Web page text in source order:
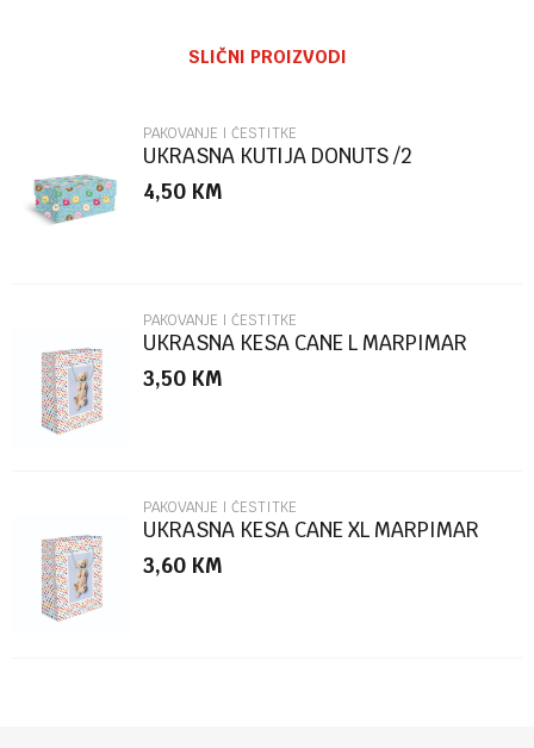
Poruka
POŠALJI
SLIČNI PROIZVODI
PAKOVANJE I ČESTITKE
UKRASNA KUTIJA DONUTS /2
MARPIMAR
4,50 KM
PAKOVANJE I ČESTITKE
UKRASNA KESA CANE L MARPIMAR
3,50 KM
PAKOVANJE I ČESTITKE
UKRASNA KESA CANE XL MARPIMAR
3,60 KM